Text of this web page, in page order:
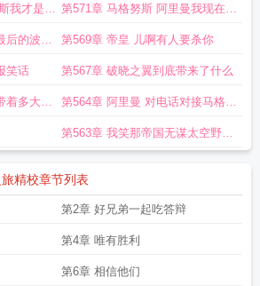
全文免费 这是我们的战锤之旅首发这是我们的战锤
是我们的战锤之旅在线阅读免费完整版 这是我们的
是我们的战锤之旅笔趣阁txt这是我们的战锤之旅
这是我们的战锤之旅起点 战锤题材游戏 这是我们的
我们的战锤之旅笔趣阁无错版这是我们的战锤之旅
旅在线无弹窗这是我们的战锤之旅在线阅读免费这
们的战锤之旅全文在线
精校版 这是我们的战锤之旅免费全文阅读5200
我们的战锤之旅阅读 这是我们的战锤之旅在线阅
章节 这是我们的战锤之旅无错版
冰王座上待十三个千年
我才是军 第571章 马格努斯 阿里曼我现在就
杀了你
后的波纹 第569章 帝皇 儿啊有人要杀你
笑话 第567章 破晓之翼到底带来了什么
着多大的 第564章 阿里曼 对电话对接马格努
斯
第563章 我笑那帝国无谋太空野狼
精校章节列表
第2章 好兄弟一起吃答辩
第4章 唯有胜利
第6章 相信他们